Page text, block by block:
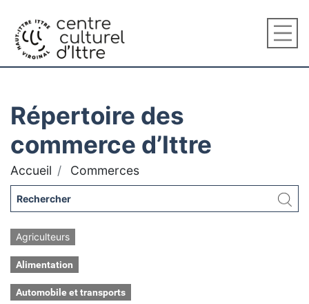
Répertoire des
commerce d’Ittre
Accueil Commerces
Agriculteurs
Alimentation
Automobile et transports